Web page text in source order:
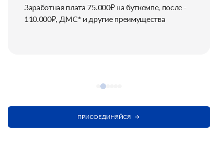
ПРИСОЕДИНЯЙСЯ
Заработная плата 75.000₽ на буткемпе, после -
110.000₽, ДМС* и другие преимущества